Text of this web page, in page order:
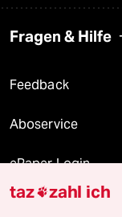
Fragen & Hilfe
Feedback
Aboservice
ePaper Login
Downloads für
taz zahl ich